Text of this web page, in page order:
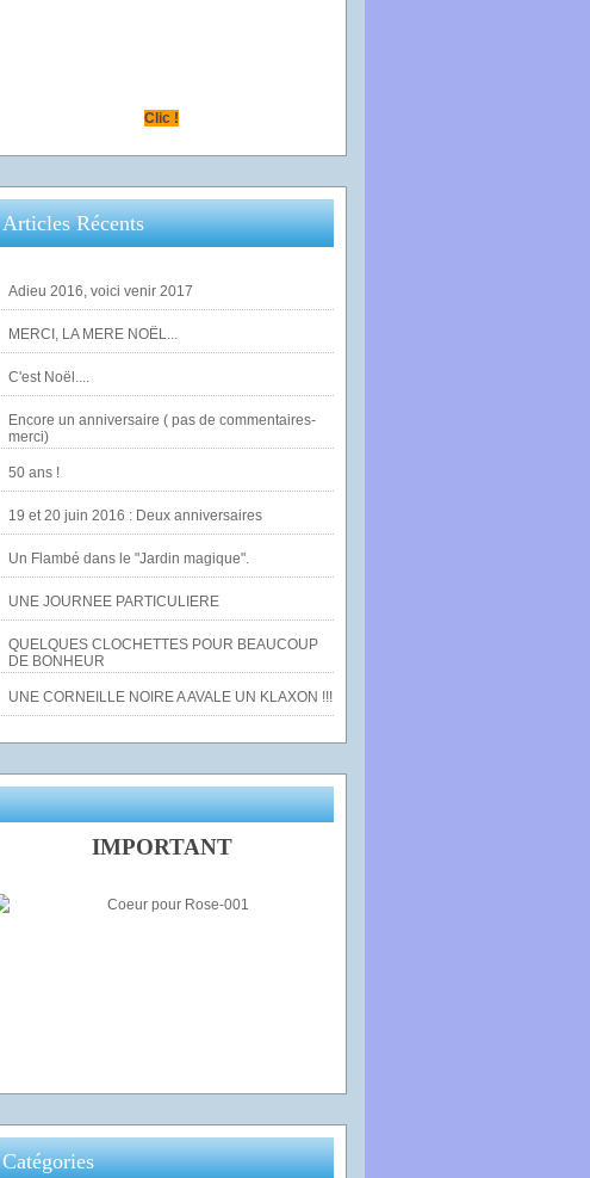
Clic !
Articles Récents
Adieu 2016, voici venir 2017
MERCI, LA MERE NOËL...
C'est Noël....
Encore un anniversaire ( pas de commentaires-
merci)
50 ans !
19 et 20 juin 2016 : Deux anniversaires
Un Flambé dans le "Jardin magique".
UNE JOURNEE PARTICULIERE
QUELQUES CLOCHETTES POUR BEAUCOUP
DE BONHEUR
UNE CORNEILLE NOIRE A AVALE UN KLAXON !!!
IMPORTANT
Catégories